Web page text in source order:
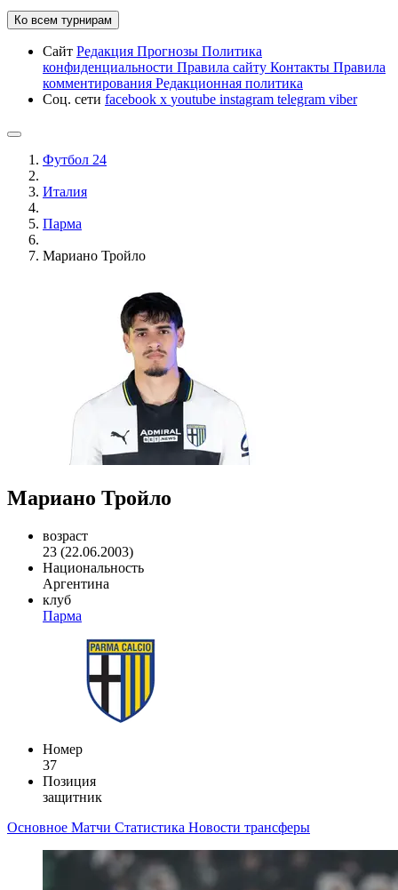
Ко всем турнирам
Сайт Редакция Прогнозы Политика
конфиденциальности Правила сайту Контакты Правила
комментирования Редакционная политика
Соц. сети facebook x youtube instagram telegram viber
Футбол 24
Италия
Парма
Мариано Тройло
Мариано Тройло
возраст
23 (22.06.2003)
Национальность
Аргентина
клуб
Парма
Номер
37
Позиция
защитник
Основное Матчи Статистика Новости трансферы